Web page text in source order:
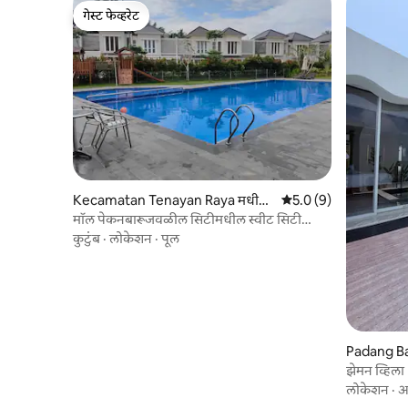
गेस्ट फेव्हरेट
गेस्ट फेव्हरेट
Kecamatan Tenayan Raya मधील
घर
5 पैकी 5.0 सरासरी रेटिंग,
5.0 (9)
मॉल पेकनबारूजवळील सिटीमधील स्वीट सिटी
हाऊस
कुटुंब·लोकेशन ·पूल
Padang
झेमन व्हिला
लोकेशन ·